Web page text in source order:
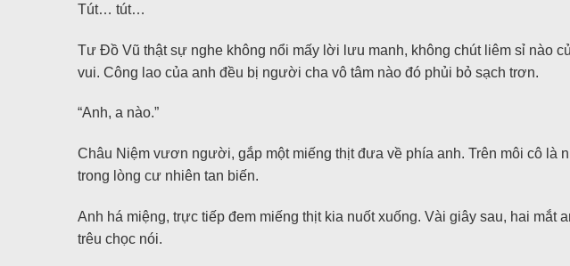
Tút… tút…
Tư Đồ Vũ thật sự nghe không nổi mấy lời lưu manh, không chút liêm sỉ nào
vui. Công lao của anh đều bị người cha vô tâm nào đó phủi bỏ sạch trơn.
“Anh, a nào.”
Châu Niệm vươn người, gắp một miếng thịt đưa về phía anh. Trên môi cô
trong lòng cư nhiên tan biến.
Anh há miệng, trực tiếp đem miếng thịt kia nuốt xuống. Vài giây sau, hai
trêu chọc nói.